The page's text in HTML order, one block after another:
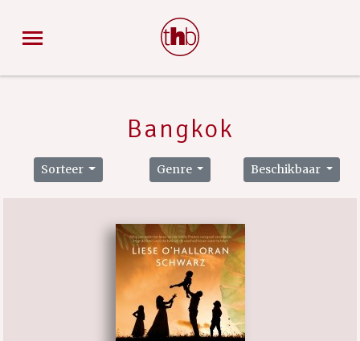
Bangkok
Sorteer Genre Beschikbaar